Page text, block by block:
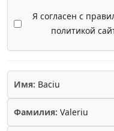
Я согласен с
политикой
Имя: Baciu
Фамилия: Valeriu